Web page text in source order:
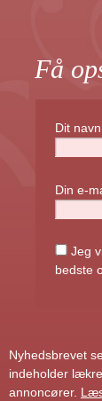
Få
Dit
Din e-
Jeg
bedste
Nyhedsbrevet
indeholder
annoncører.